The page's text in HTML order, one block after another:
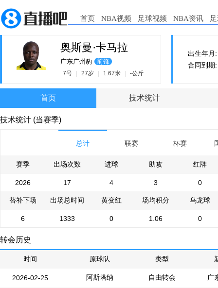
首页 NBA视频 足球视频 NBA资讯
奥斯曼·卡马拉
广东广州豹 前锋
7号 27岁 1.67米 -公斤
出生年月
合同到期
首页 技术统计
技术统计 (当赛季)
总计 联赛 杯赛
赛季 出场次数 进球 助攻 红牌
2026 17 4 3 0
替补下场 出场总时间 黄变红 场均积分 乌龙球
6 1333 0 1.06 0
转会历史
时间 原球队 类型
2026-02-25 阿斯塔纳 自由转会 广